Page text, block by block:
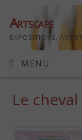
Artscape
EXPOSITIONS, ART
MENU
Le